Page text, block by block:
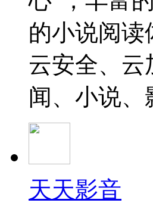
的小说阅
云安全、
闻、小说
天天影音